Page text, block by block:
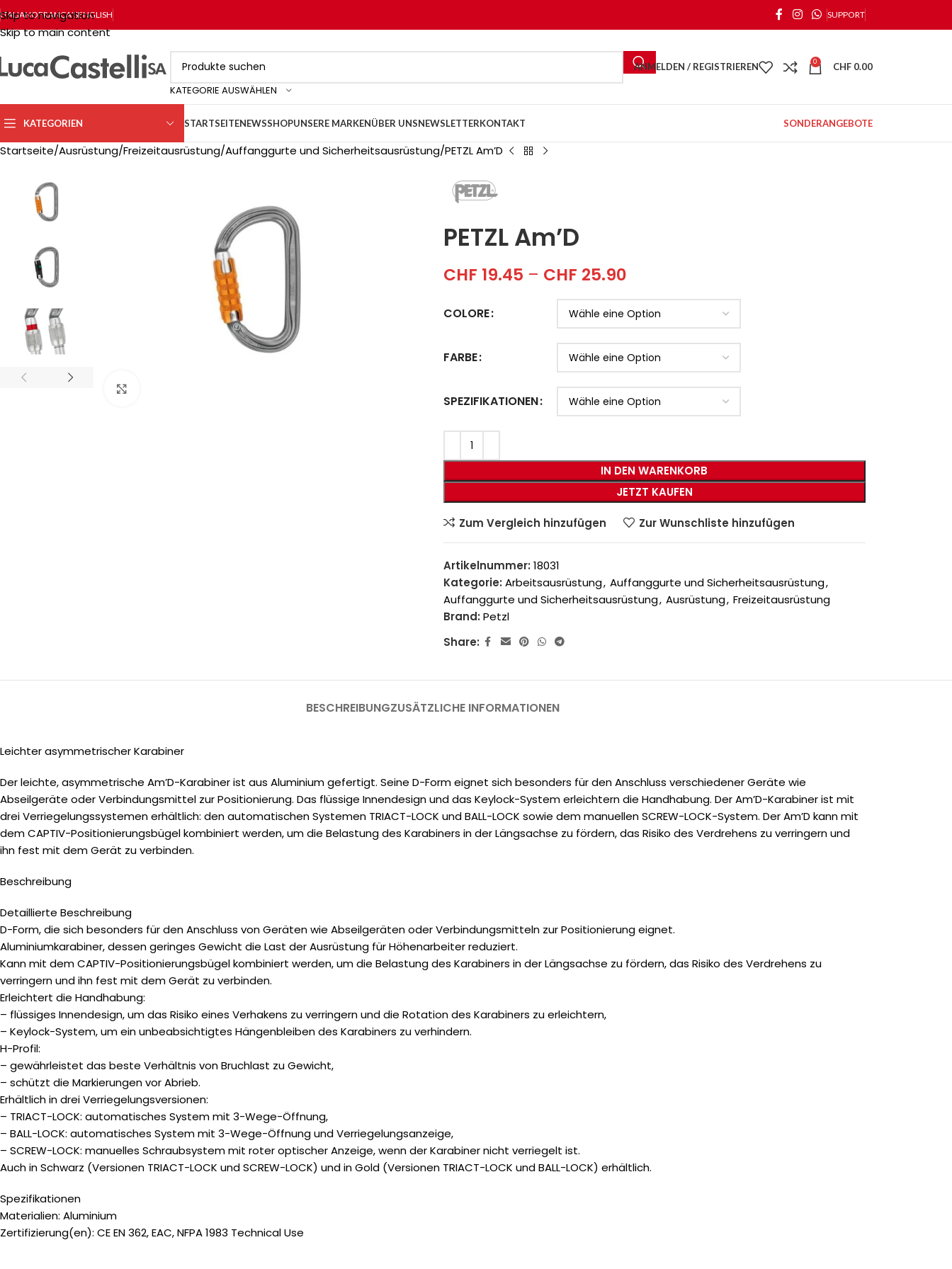
Skip to navigation
Skip to main content
ITALIANOFRANÇAISENGLISH SUPPORT
KATEGORIE AUSWÄHLEN
ANMELDEN / REGISTRIEREN 0 CHF 0.00
KATEGORIEN STARTSEITENEWSSHOPUNSERE MARKENÜBER UNSNEWSLETTERKONTAKT SONDERANGEBOTE
Startseite Ausrüstung Freizeitausrüstung Auffanggurte und Sicherheitsausrüstung PETZL Am’D
PETZL Am’D
CHF 19.45 – CHF 25.90
COLORE
FARBE
SPEZIFIKATIONEN
IN DEN WARENKORB
JETZT KAUFEN
Zum Vergleich hinzufügen Zur Wunschliste hinzufügen
Artikelnummer: 18031
Kategorie: Arbeitsausrüstung, Auffanggurte und Sicherheitsausrüstung,
Auffanggurte und Sicherheitsausrüstung, Ausrüstung, Freizeitausrüstung
Brand: Petzl
Share:
BESCHREIBUNGZUSÄTZLICHE INFORMATIONEN
Leichter asymmetrischer Karabiner
Der leichte, asymmetrische Am’D-Karabiner ist aus Aluminium gefertigt. Seine D-Form eignet sich besonders für den Anschluss verschiedener Geräte wie
Abseilgeräte oder Verbindungsmittel zur Positionierung. Das flüssige Innendesign und das Keylock-System erleichtern die Handhabung. Der Am’D-Karabiner ist mit
drei Verriegelungssystemen erhältlich: den automatischen Systemen TRIACT-LOCK und BALL-LOCK sowie dem manuellen SCREW-LOCK-System. Der Am’D kann mit
dem CAPTIV-Positionierungsbügel kombiniert werden, um die Belastung des Karabiners in der Längsachse zu fördern, das Risiko des Verdrehens zu verringern und
ihn fest mit dem Gerät zu verbinden.
Beschreibung
Detaillierte Beschreibung
D-Form, die sich besonders für den Anschluss von Geräten wie Abseilgeräten oder Verbindungsmitteln zur Positionierung eignet.
Aluminiumkarabiner, dessen geringes Gewicht die Last der Ausrüstung für Höhenarbeiter reduziert.
Kann mit dem CAPTIV-Positionierungsbügel kombiniert werden, um die Belastung des Karabiners in der Längsachse zu fördern, das Risiko des Verdrehens zu
verringern und ihn fest mit dem Gerät zu verbinden.
Erleichtert die Handhabung:
– flüssiges Innendesign, um das Risiko eines Verhakens zu verringern und die Rotation des Karabiners zu erleichtern,
– Keylock-System, um ein unbeabsichtigtes Hängenbleiben des Karabiners zu verhindern.
H-Profil:
– gewährleistet das beste Verhältnis von Bruchlast zu Gewicht,
– schützt die Markierungen vor Abrieb.
Erhältlich in drei Verriegelungsversionen:
– TRIACT-LOCK: automatisches System mit 3-Wege-Öffnung,
– BALL-LOCK: automatisches System mit 3-Wege-Öffnung und Verriegelungsanzeige,
– SCREW-LOCK: manuelles Schraubsystem mit roter optischer Anzeige, wenn der Karabiner nicht verriegelt ist.
Auch in Schwarz (Versionen TRIACT-LOCK und SCREW-LOCK) und in Gold (Versionen TRIACT-LOCK und BALL-LOCK) erhältlich.
Spezifikationen
Materialien: Aluminium
Zertifizierung(en): CE EN 362, EAC, NFPA 1983 Technical Use